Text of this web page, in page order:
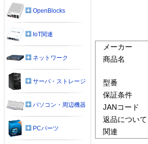
メーカー
商品名
型番
保証条件
JANコード
返品について
関連
OpenBlocks
IoT関連
ネットワーク
サーバ・ストレージ
パソコン・周辺機器
PCパーツ